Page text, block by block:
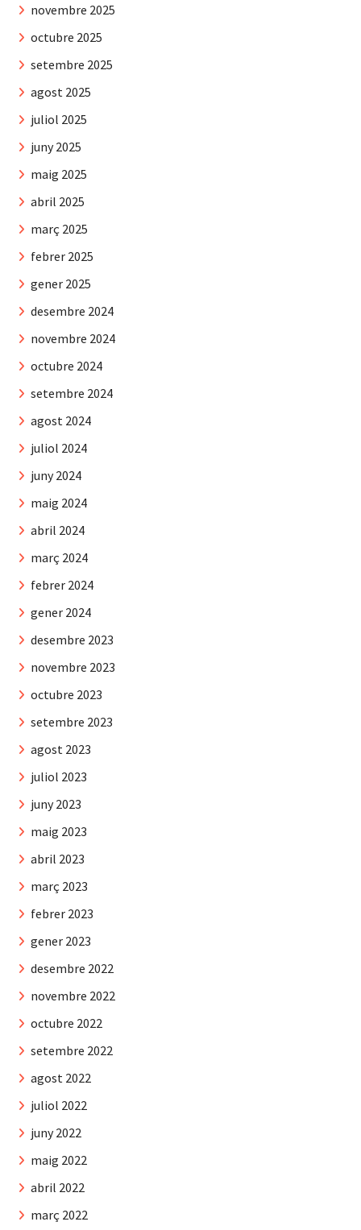
novembre 2025
octubre 2025
setembre 2025
agost 2025
juliol 2025
juny 2025
maig 2025
abril 2025
març 2025
febrer 2025
gener 2025
desembre 2024
novembre 2024
octubre 2024
setembre 2024
agost 2024
juliol 2024
juny 2024
maig 2024
abril 2024
març 2024
febrer 2024
gener 2024
desembre 2023
novembre 2023
octubre 2023
setembre 2023
agost 2023
juliol 2023
juny 2023
maig 2023
abril 2023
març 2023
febrer 2023
gener 2023
desembre 2022
novembre 2022
octubre 2022
setembre 2022
agost 2022
juliol 2022
juny 2022
maig 2022
abril 2022
març 2022